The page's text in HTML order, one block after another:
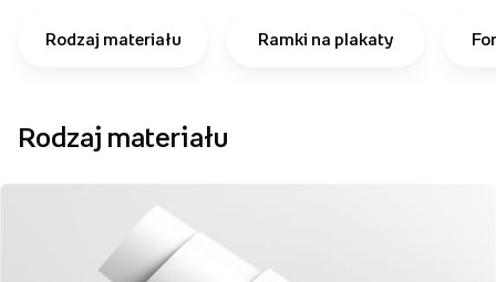
Rodzaj materiału Ramki na plakaty
Rodzaj materiału